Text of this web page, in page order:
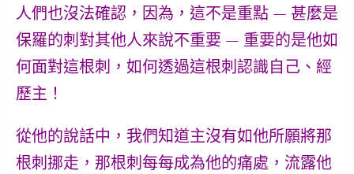
人們也沒法確認，因為，這不是重點 — 甚麼是
保羅的刺對其他人來說不重要 — 重要的是他如
何面對這根刺，如何透過這根刺認識自己、經
歷主！
從他的說話中，我們知道主沒有如他所願將那
根刺挪走，那根刺每每成為他的痛處，流露他